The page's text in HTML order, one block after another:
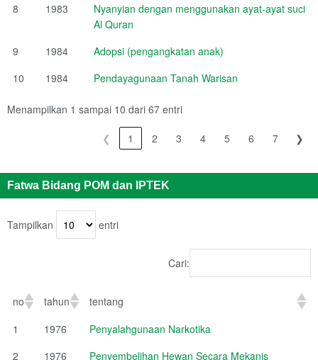
8
1983
Nyanyian dengan menggunakan ayat-ayat suci
Al Quran
9
1984
Adopsi (pengangkatan anak)
10
1984 Pendayagunaan Tanah Warisan
Menampilkan 1 sampai 10 dari 67 entri
❮ 1 2 3 4 5 6 7 ❯
Fatwa Bidang POM dan IPTEK
Tampilkan entri
Cari:
no tahun
tentang
1
1976
Penyalahgunaan Narkotika
2
1976
Penyembelihan Hewan Secara Mekanis